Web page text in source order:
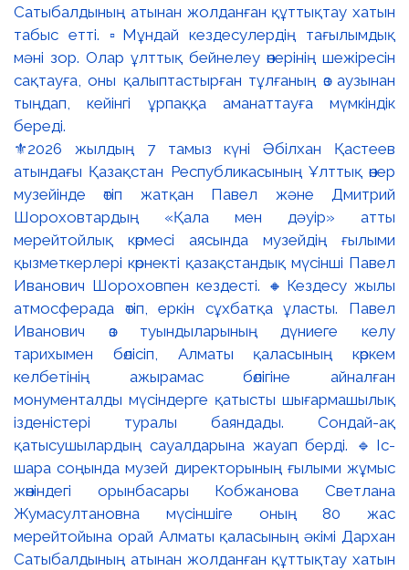
⚜️2026 жылдың 7 тамыз күні Әбілхан Қастеев
атындағы Қазақстан Республикасының Ұлттық өнер
музейінде өтіп жатқан Павел және Дмитрий
Шороховтардың «Қала мен дәуір» атты
мерейтойлық көрмесі аясында музейдің ғылыми
қызметкерлері көрнекті қазақстандық мүсінші Павел
Иванович Шороховпен кездесті. 🔸Кездесу жылы
атмосферада өтіп, еркін сұхбатқа ұласты. Павел
Иванович өз туындыларының дүниеге келу
тарихымен бөлісіп, Алматы қаласының көркем
келбетінің ажырамас бөлігіне айналған
монументалды мүсіндерге қатысты шығармашылық
ізденістері туралы баяндады. Сондай-ақ
қатысушылардың сауалдарына жауап берді. 🔹Іс-
шара соңында музей директорының ғылыми жұмыс
жөніндегі орынбасары Кобжанова Светлана
Жумасултановна мүсіншіге оның 80 жас
мерейтойына орай Алматы қаласының әкімі Дархан
Сатыбалдының атынан жолданған құттықтау хатын